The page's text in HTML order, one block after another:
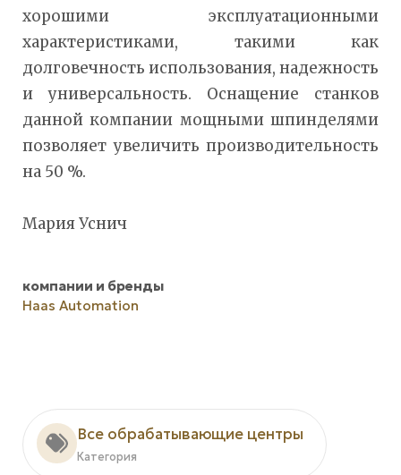
хорошими эксплуатационными
характеристиками, такими как
долговечность использования, надежность
и универсальность. Оснащение станков
данной компании мощными шпинделями
позволяет увеличить производительность
на 50 %.
Мария Уснич
компании и бренды
Haas Automation
Все обрабатывающие центры
Категория